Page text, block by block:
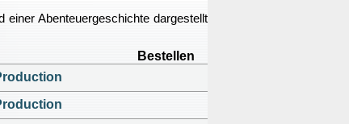
einer Abenteuergeschichte dargestellt
Bestellen